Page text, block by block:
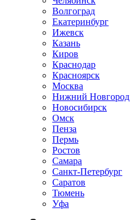
Волгоград
Екатеринбург
Ижевск
Казань
Киров
Краснодар
Красноярск
Москва
Нижний Новгород
Новосибирск
Омск
Пенза
Пермь
Ростов
Самара
Санкт-Петербург
Саратов
Тюмень
Уфа